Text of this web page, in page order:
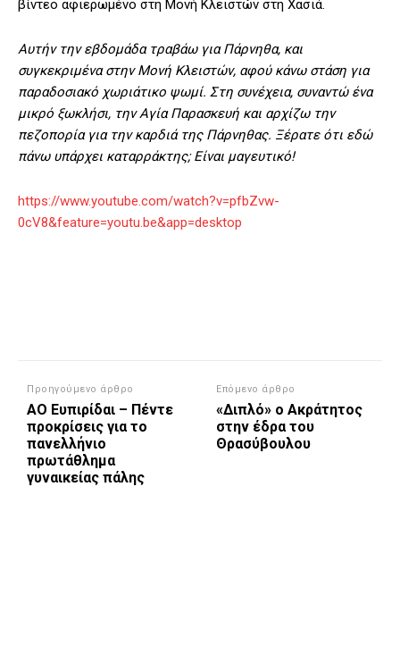
βίντεο αφιερωμένο στη Μονή Κλειστών στη Χασιά.
Αυτήν την εβδομάδα τραβάω για Πάρνηθα, και
συγκεκριμένα στην Μονή Κλειστών, αφού κάνω στάση για
παραδοσιακό χωριάτικο ψωμί. Στη συνέχεια, συναντώ ένα
μικρό ξωκλήσι, την Αγία Παρασκευή και αρχίζω την
πεζοπορία για την καρδιά της Πάρνηθας. Ξέρατε ότι εδώ
πάνω υπάρχει καταρράκτης; Είναι μαγευτικό!
https://www.youtube.com/watch?v=pfbZvw-
0cV8&feature=youtu.be&app=desktop
Προηγούμενο άρθρο
ΑΟ Ευπιρίδαι – Πέντε
προκρίσεις για το
πανελλήνιο
πρωτάθλημα
γυναικείας πάλης
Επόμενο άρθρο
«Διπλό» ο Ακράτητος
στην έδρα του
Θρασύβουλου